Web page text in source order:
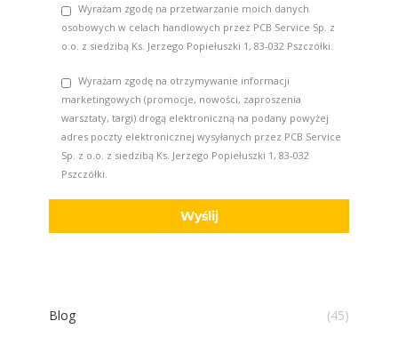
Wyrażam zgodę na przetwarzanie moich danych
osobowych w celach handlowych przez PCB Service Sp. z
o.o. z siedzibą Ks. Jerzego Popiełuszki 1, 83-032 Pszczółki.
Wyrażam zgodę na otrzymywanie informacji
marketingowych (promocje, nowości, zaproszenia
warsztaty, targi) drogą elektroniczną na podany powyżej
adres poczty elektronicznej wysyłanych przez PCB Service
Sp. z o.o. z siedzibą Ks. Jerzego Popiełuszki 1, 83-032
Pszczółki.
Blog
(45)